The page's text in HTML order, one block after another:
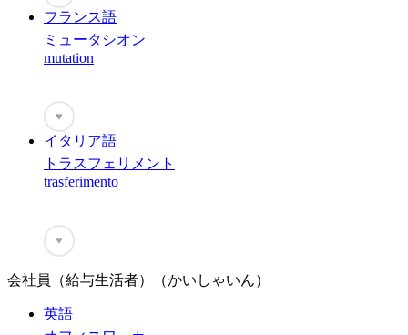
フランス語
ミュータシオン
mutation
♥
イタリア語
トラスフェリメント
trasferimento
♥
会社員（給与生活者）（かいしゃいん）
英語